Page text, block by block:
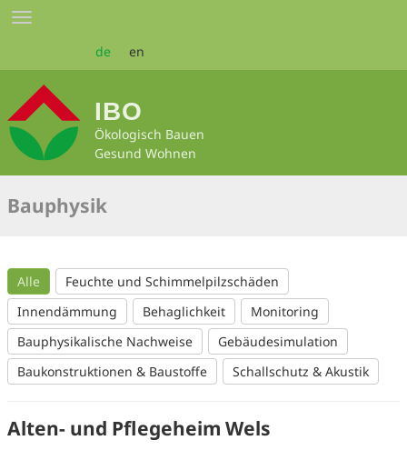
Zum
Seiteninhalt
Toggle
de en
IBO
Ökologisch Bauen
Gesund Wohnen
Bauphysik
Alle
Feuchte und Schimmelpilzschäden
Innendämmung
Behaglichkeit
Monitoring
Bauphysikalische Nachweise
Gebäudesimulation
Baukonstruktionen & Baustoffe
Schallschutz & Akustik
Alten- und Pflegeheim Wels